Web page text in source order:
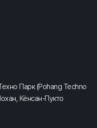
Парк (Pohang Techno
Кёнсан-Пукто